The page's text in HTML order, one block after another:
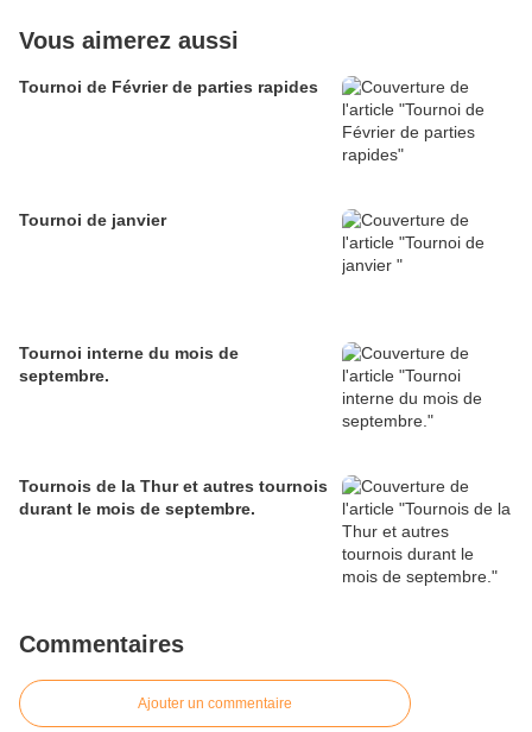
Vous aimerez aussi
Tournoi de Février de parties rapides
Tournoi de janvier
Tournoi interne du mois de
septembre.
Tournois de la Thur et autres tournois
durant le mois de septembre.
Commentaires
Ajouter un commentaire